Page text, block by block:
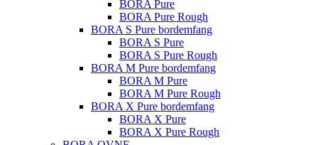
BORA Pure
BORA Pure Rough
BORA S Pure bordemfang
BORA S Pure
BORA S Pure Rough
BORA M Pure bordemfang
BORA M Pure
BORA M Pure Rough
BORA X Pure bordemfang
BORA X Pure
BORA X Pure Rough